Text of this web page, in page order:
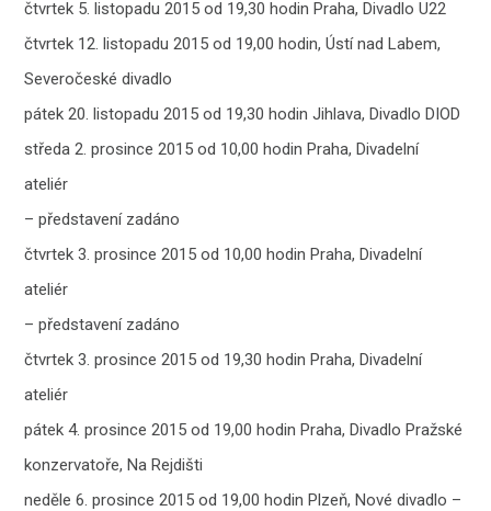
čtvrtek 5. listopadu 2015 od 19,30 hodin Praha, Divadlo U22
čtvrtek 12. listopadu 2015 od 19,00 hodin, Ústí nad Labem,
Severočeské divadlo
pátek 20. listopadu 2015 od 19,30 hodin Jihlava, Divadlo DIOD
středa 2. prosince 2015 od 10,00 hodin Praha, Divadelní
ateliér
– představení zadáno
čtvrtek 3. prosince 2015 od 10,00 hodin Praha, Divadelní
ateliér
– představení zadáno
čtvrtek 3. prosince 2015 od 19,30 hodin Praha, Divadelní
ateliér
pátek 4. prosince 2015 od 19,00 hodin Praha, Divadlo Pražské
konzervatoře, Na Rejdišti
neděle 6. prosince 2015 od 19,00 hodin Plzeň, Nové divadlo –